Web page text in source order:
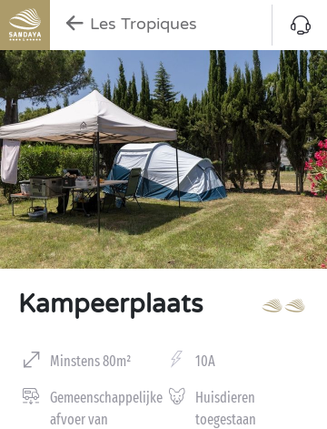
Les Tropiques
Kampeerplaats
Minstens 80m² 10A
Gemeenschappelijke
afvoer van
Huisdieren
toegestaan